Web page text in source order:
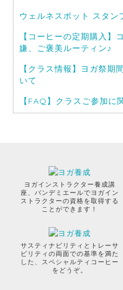
ウェルネスポット スタン
【コーヒーの定期購入】
嫌、ご褒美ルーティン♪
【クラス情報】ヨガ祭期
いて
【FAQ】クラスご参加に
ヨガインストラクター養成講
座、バンデミエールでヨガイン
ストラクターの資格を取得する
ことができます！
サスティナビリティとトレーサ
ビリティの両面での基準を満た
した、スペシャルティコーヒー
をどうぞ。